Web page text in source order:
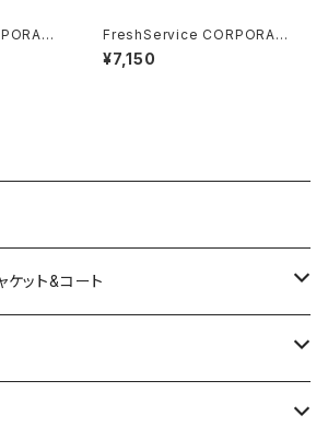
FreshService CORPORATE
CAP
¥7,150
ット&コート